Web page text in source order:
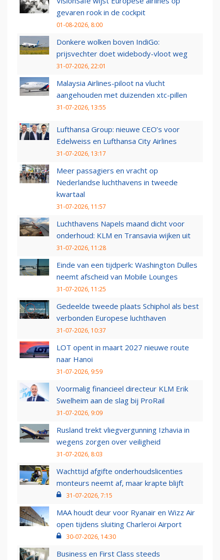
gevaren rook in de cockpit
01-08-2026, 8:00
Donkere wolken boven IndiGo:
prijsvechter doet widebody-vloot weg
31-07-2026, 22:01
Malaysia Airlines-piloot na vlucht
aangehouden met duizenden xtc-pillen
31-07-2026, 13:55
Lufthansa Group: nieuwe CEO’s voor
Edelweiss en Lufthansa City Airlines
31-07-2026, 13:17
Meer passagiers en vracht op
Nederlandse luchthavens in tweede
kwartaal
31-07-2026, 11:57
Luchthavens Napels maand dicht voor
onderhoud: KLM en Transavia wijken uit
31-07-2026, 11:28
Einde van een tijdperk: Washington Dulles
neemt afscheid van Mobile Lounges
31-07-2026, 11:25
Gedeelde tweede plaats Schiphol als best
verbonden Europese luchthaven
31-07-2026, 10:37
LOT opent in maart 2027 nieuwe route
naar Hanoi
31-07-2026, 9:59
Voormalig financieel directeur KLM Erik
Swelheim aan de slag bij ProRail
31-07-2026, 9:09
Rusland trekt vliegvergunning Izhavia in
wegens zorgen over veiligheid
31-07-2026, 8:03
Wachttijd afgifte onderhoudslicenties
monteurs neemt af, maar krapte blijft
31-07-2026, 7:15
MAA houdt deur voor Ryanair en Wizz Air
open tijdens sluiting Charleroi Airport
30-07-2026, 14:30
Business en First Class steeds